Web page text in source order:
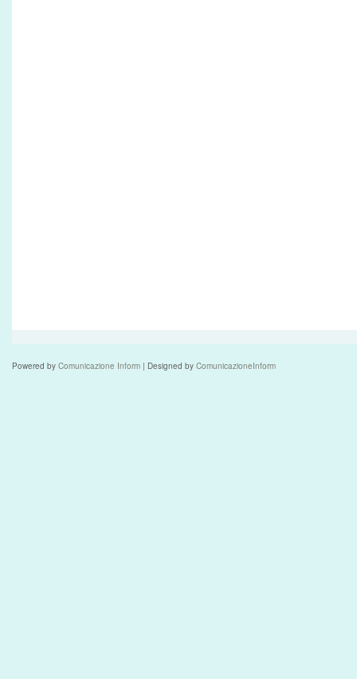
Powered by Comunicazione Inform | Designed by ComunicazioneInform